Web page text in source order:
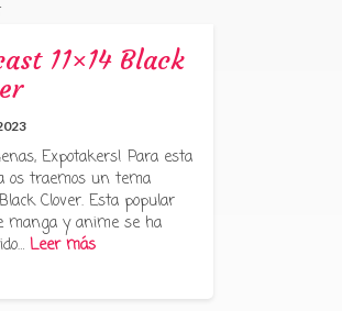
11×14 Black
Expotakers! Para esta
os traemos un tema
Clover. Esta popular
manga y anime se ha
Leer más